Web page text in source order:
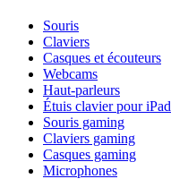
Souris
Claviers
Casques et écouteurs
Webcams
Haut-parleurs
Étuis clavier pour iPad
Souris gaming
Claviers gaming
Casques gaming
Microphones